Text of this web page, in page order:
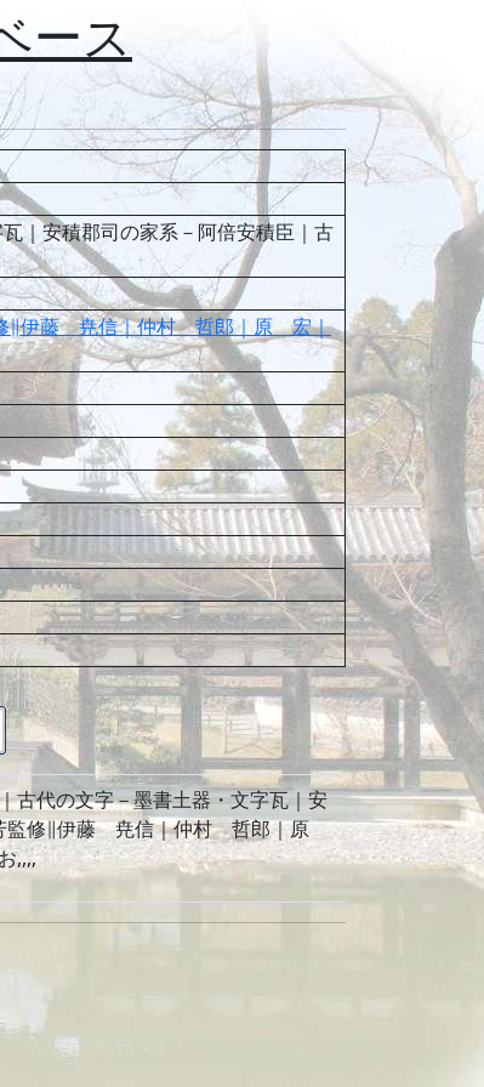
ース
｜安積郡司の家系－阿倍安積臣｜古
∥伊藤 尭信｜仲村 哲郎｜原 宏｜
古代の文字－墨書土器・文字瓦｜安
芳監修∥伊藤 尭信｜仲村 哲郎｜原
,,,,